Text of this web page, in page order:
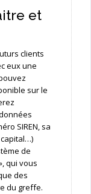
et
clients
eux une
sur le
SIREN, sa
de
qui vous
des
du greffe.